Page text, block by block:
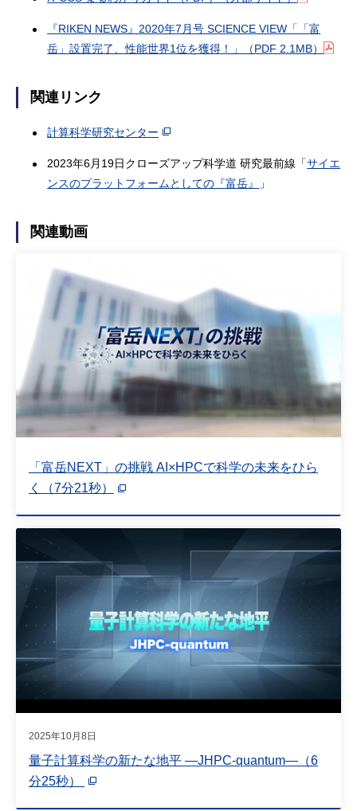
『RIKEN NEWS』2020年7月号 SCIENCE VIEW「「富
岳」設置完了、性能世界1位を獲得！」
（PDF 2.1MB）
関連リンク
計算科学研究センター
2023年6月19日クローズアップ科学道 研究最前線「サイエ
ンスのプラットフォームとしての『富岳』
」
関連動画
「富岳NEXT」の挑戦 AI×HPCで科学の未来をひら
く（7分21秒）
2025年10月8日
量子計算科学の新たな地平 ―JHPC-quantum―（6
分25秒）